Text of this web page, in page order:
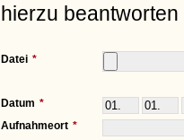
hierzu
Datei
Datum
Aufnahmeort